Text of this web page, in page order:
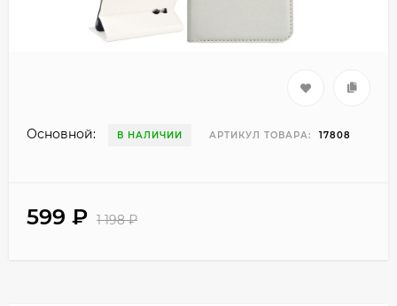
Основной: В НАЛИЧИИ АРТИКУЛ ТОВАРА: 17808
599 ₽ 1 198₽